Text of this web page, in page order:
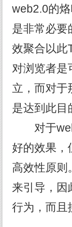
web2.0的
是非常必要
效聚合以此
对浏览者是
立，而对于
是达到此目
对于
好的效果，
高效性原则
来引导，因
行为，而且